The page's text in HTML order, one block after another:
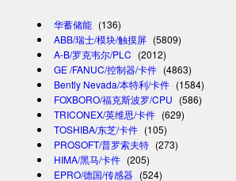
华蓄储能 (136)
ABB/瑞士/模块/触摸屏 (5809)
A-B/罗克韦尔/PLC (2012)
GE /FANUC/控制器/卡件 (4863)
Bently Nevada/本特利/卡件 (1584)
FOXBORO/福克斯波罗/CPU (586)
TRICONEX/英维思/卡件 (629)
TOSHIBA/东芝/卡件 (105)
PROSOFT/普罗索夫特 (273)
HIMA/黑马/卡件 (205)
EPRO/德国/传感器 (524)